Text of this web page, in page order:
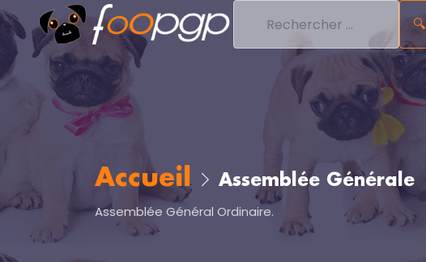
🔍
Accueil Assemblée Générale
Assemblée Général Ordinaire.